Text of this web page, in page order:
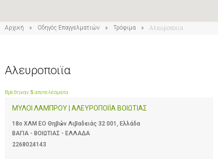
Αρχική Οδηγός Επαγγελματιών Τρόφιμα Αλευροποιϊα
Αλευροποιϊα
Βρέθηκαν 5 αποτελέσματα
ΜΥΛΟΙ ΛΑΜΠΡΟΥ | ΑΛΕΥΡΟΠΟΙΪΑ ΒΟΙΩΤΙΑΣ
18ο ΧΛΜ ΕΟ Θηβών Λιβαδειάς 32 001, Ελλάδα
ΒΑΓΙΑ - ΒΟΙΩΤΙΑΣ - ΕΛΛΑΔΑ
2268024143